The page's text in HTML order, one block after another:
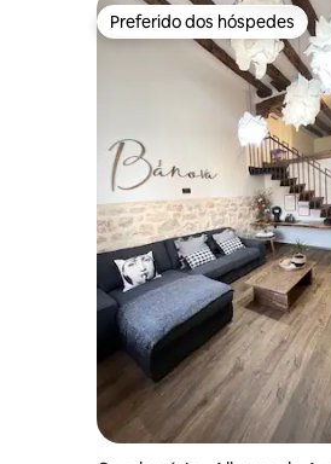
Preferido dos hóspedes
Preferido dos hóspedes